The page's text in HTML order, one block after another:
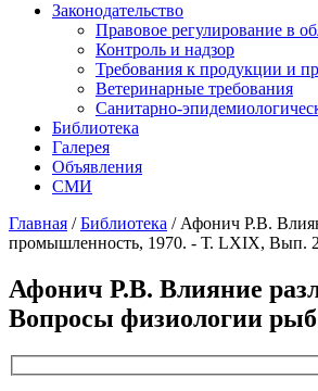
Законодательство
Правовое регулирование в
Контроль и надзор
Требования к продукции и
Ветеринарные требования
Санитарно-
Библиотека
Галерея
Объявления
СМИ
Главная /Библиотека / Афонич Р.В.
промышленность, 1970. - Т. LXIX, Вып.
Афонич Р.В. Влияние
Вопросы физиологии